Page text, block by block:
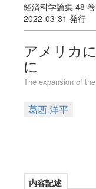
経済科学論集 48 巻
2022-03-31 発行
アメリカ
に
The expansion of
葛西 洋平
内容記述